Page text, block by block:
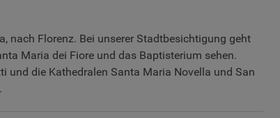
nach Florenz. Bei unserer Stadtbesichtigung geht
Maria dei Fiore und das Baptisterium sehen.
und die Kathedralen Santa Maria Novella und San